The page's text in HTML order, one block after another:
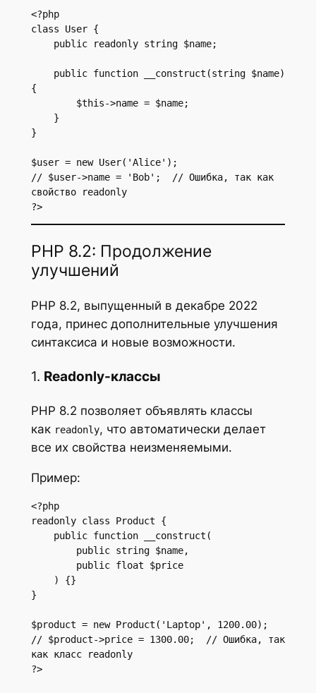
<?php
class User {
{
}
$user = new User('Alice');
// $user->name = 'Bob';  // Ошибка, так как
свойство readonly
?>
PHP 8.2: Продолжение
улучшений
PHP 8.2, выпущенный в декабре 2022
года, принес дополнительные улучшения
синтаксиса и новые возможности.
1. Readonly-классы
PHP 8.2 позволяет объявлять классы
как readonly, что автоматически делает
все их свойства неизменяемыми.
Пример:
<?php
readonly class Product {
}
$product = new Product('Laptop', 1200.00);
// $product->price = 1300.00;  // Ошибка, так
как класс readonly
?>